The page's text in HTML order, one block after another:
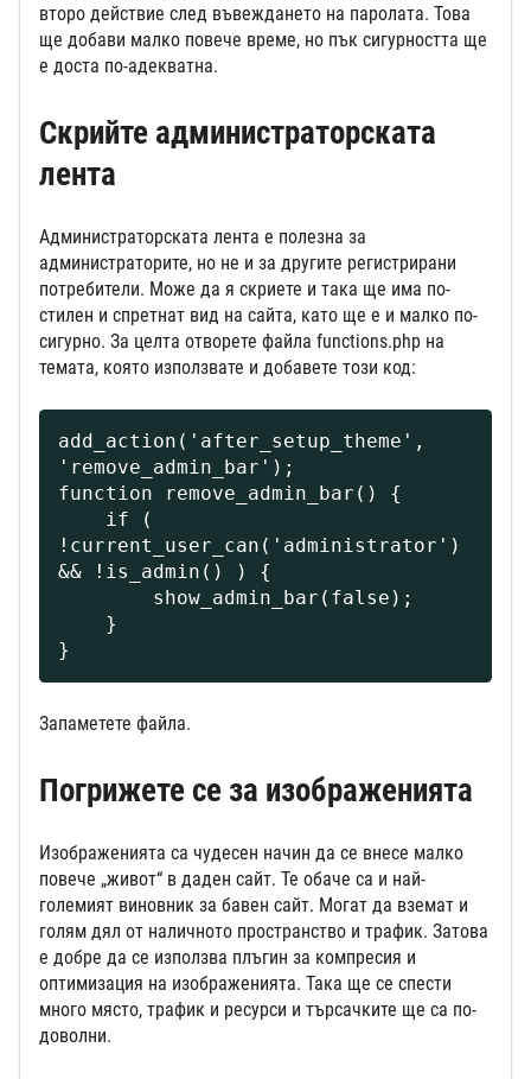
второ действие след въвеждането на паролата. Това
ще добави малко повече време, но пък сигурността ще
е доста по-адекватна.
Скрийте администраторската
лента
Администраторската лента е полезна за
администраторите, но не и за другите регистрирани
потребители. Може да я скриете и така ще има по-
стилен и спретнат вид на сайта, като ще е и малко по-
сигурно. За целта отворете файла functions.php на
темата, която използвате и добавете този код:
add_action('after_setup_theme',
'remove_admin_bar');
function remove_admin_bar() {
!current_user_can('administrator')
&& !is_admin() ) {
}
Запаметете файла.
Погрижете се за изображенията
Изображенията са чудесен начин да се внесе малко
повече „живот“ в даден сайт. Те обаче са и най-
големият виновник за бавен сайт. Могат да вземат и
голям дял от наличното пространство и трафик. Затова
е добре да се използва плъгин за компресия и
оптимизация на изображенията. Така ще се спести
много място, трафик и ресурси и търсачките ще са по-
доволни.